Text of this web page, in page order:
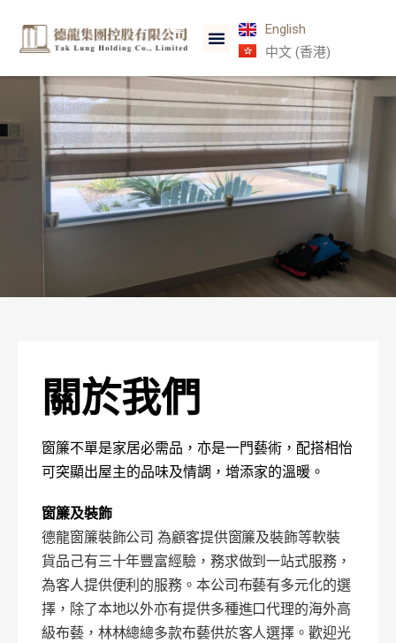
English
中文 (香港)
關於我們
窗簾不單是家居必需品，亦是一門藝術，配搭相怡
可突顯出屋主的品味及情調，增添家的溫暖。
窗簾及裝飾
德龍窗簾裝飾公司 為顧客提供窗簾及裝飾等軟裝
貨品己有三十年豐富經驗，務求做到一站式服務，
為客人提供便利的服務。本公司布藝有多元化的選
擇，除了本地以外亦有提供多種進口代理的海外高
級布藝，林林總總多款布藝供於客人選擇。歡迎光